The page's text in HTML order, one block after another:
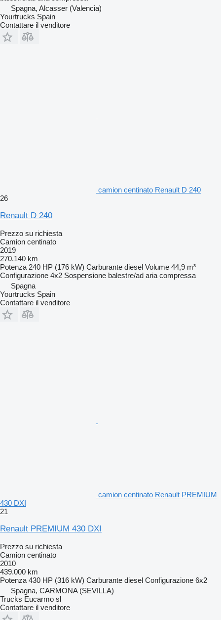
Spagna, Alcasser (Valencia)
Yourtrucks Spain
Contattare il venditore
camion centinato Renault D 240
26
Renault D 240
Prezzo su richiesta
Camion centinato
2019
270.140 km
Potenza 240 HP (176 kW) Carburante diesel Volume 44,9 m³
Configurazione 4x2 Sospensione balestre/ad aria compressa
Spagna
Yourtrucks Spain
Contattare il venditore
camion centinato Renault PREMIUM
430 DXI
21
Renault PREMIUM 430 DXI
Prezzo su richiesta
Camion centinato
2010
439.000 km
Potenza 430 HP (316 kW) Carburante diesel Configurazione 6x2
Spagna, CARMONA (SEVILLA)
Trucks Eucarmo sl
Contattare il venditore